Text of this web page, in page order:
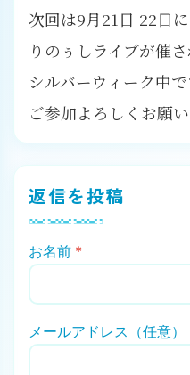
次回は9月21日 22
りのぅしライブが催
シルバーウィーク中
ご参加よろしくお願
返信を投稿
お名前 *
メールアドレス（任意）